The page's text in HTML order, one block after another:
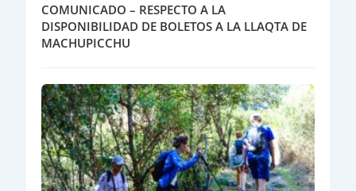
COMUNICADO – RESPECTO A LA
DISPONIBILIDAD DE BOLETOS A LA LLAQTA DE
MACHUPICCHU